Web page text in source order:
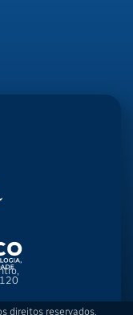
direitos reservados.